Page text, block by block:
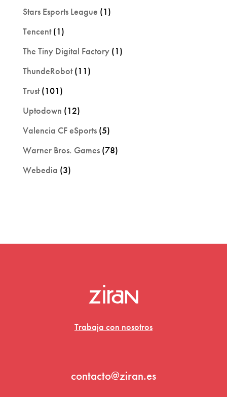
Stars Esports League (1)
Tencent(1)
The Tiny Digital Factory(1)
ThundeRobot(11)
Trust(101)
Uptodown (12)
Valencia CF eSports(5)
Warner Bros. Games(78)
Webedia (3)
Trabaja con nosotros
contacto@ziran.es